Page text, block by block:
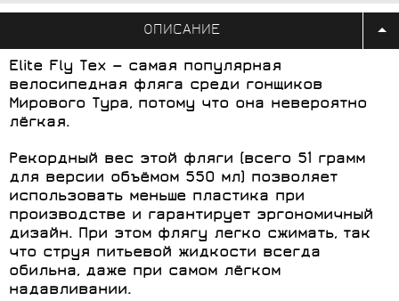
ОПИСАНИЕ
Elite Fly Tex — самая популярная
велосипедная фляга среди гонщиков
Мирового Тура, потому что она невероятно
лёгкая.
Рекордный вес этой фляги (всего 51 грамм
для версии объёмом 550 мл) позволяет
использовать меньше пластика при
производстве и гарантирует эргономичный
дизайн. При этом флягу легко сжимать, так
что струя питьевой жидкости всегда
обильна, даже при самом лёгком
надавливании.